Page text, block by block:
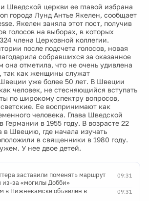
Шведской церкви ее главой избрана
города Лунд Антье Якелен, сообщает
Якелен заняла этот пост, получив
голосов на выборах, в которых
члена Церковной коллегии.
после подсчета голосов, новая
собравшихся за оказанное
она отметила, что не очень удивлена
так как женщины служат
уже более 50 лет. В Швеции
человек, не стесняющийся вступать
по широкому спектру вопросов,
Ее воспринимают как
человека. Глава Шведской
Германии в 1955 году. В возрасте 22
в Швецию, где начала изучать
в священники в 1980 году.
У нее двое детей.
09:31
заставили поменять маршрут
из-за «могилы Добби»
09:31
в Нижнекамске объявлен в